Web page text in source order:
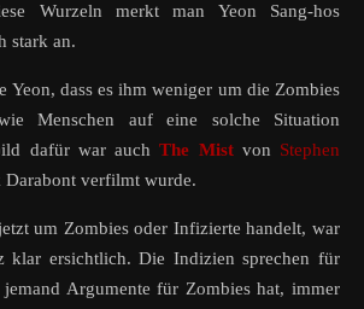
Wurzeln merkt man Yeon Sang-hos
stark an.
Yeon, dass es ihm weniger um die Zombies
Menschen auf eine solche Situation
dafür war auchThe Mistvon Stephen
Darabont verfilmt wurde.
um Zombies oder Infizierte handelt, war
klar ersichtlich. Die Indizien sprechen für
Argumente für Zombies hat, immer